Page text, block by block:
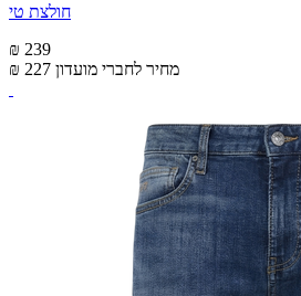
חולצת טי
₪ 239
₪ 227 מחיר לחברי מועדון